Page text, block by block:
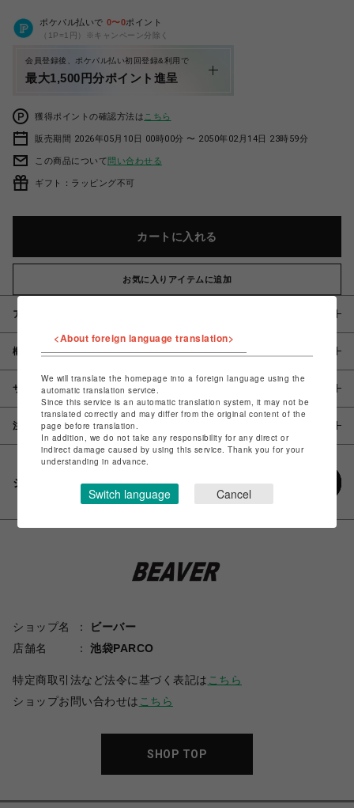
ポケパル払いで 0〜0ポイント
（1P=1円）※キャンペーン分除く
会員登録後、ポケパル払い初回登録&利用で
最大1,500円分ポイント進呈
獲得ポイントの確認方法は こちら
販売期間 2026年05月10日 00時00分 〜 2050年02月14日 23時59分
この商品について問い合わせる
ギフト：ラッピング不可
カートに入れる
お気に入りアイテムに追加
アイテム説明 / 素材
概要
サイズ
注意事項
シェアする
ショップ名
ビーバー
店舗名
池袋PARCO
特定商取引法など法令に基づく表記は こちら
ショップお問い合わせは こちら
SHOP TOP
<About foreign language translation>
We will translate the homepage into a foreign language using the
automatic translation service.
Since this service is an automatic translation system, it may not be
translated correctly and may differ from the original content of the
page before translation.
In addition, we do not take any responsibility for any direct or
indirect damage caused by using this service. Thank you for your
understanding in advance.
Switch language Cancel